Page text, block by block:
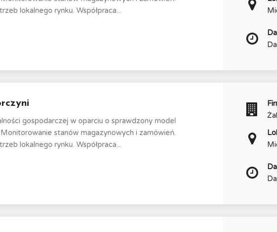
lokalnego rynku. Współpraca...
gospodarczej w oparciu o sprawdzony model
stanów magazynowych i zamówień.
lokalnego rynku. Współpraca...